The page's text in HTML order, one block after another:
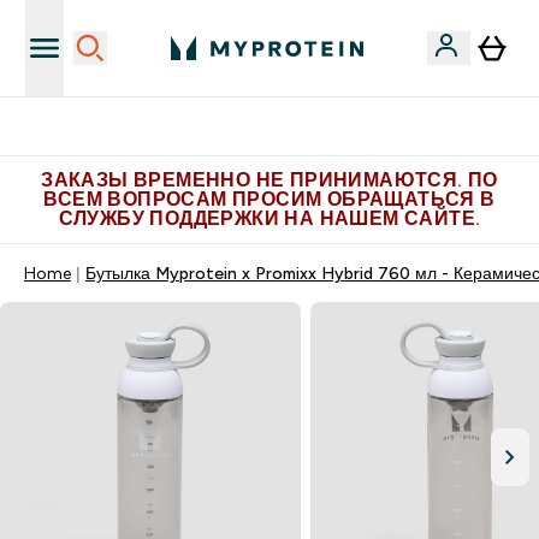
ЗАКАЗЫ ВРЕМЕННО НЕ ПРИНИМАЮТСЯ. ПО
ВСЕМ ВОПРОСАМ ПРОСИМ ОБРАЩАТЬСЯ В
СЛУЖБУ ПОДДЕРЖКИ НА НАШЕМ САЙТЕ.
Home Бутылка Myprotein x Promixx Hybrid 760 мл -